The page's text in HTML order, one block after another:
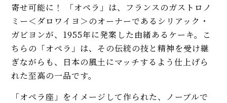
寄せ可能に！ 「オペラ」は、フランスのガストロノ
ミー＜ダロワイヨ＞のオーナーであるシリアック・
ガビヨンが、1955年に発案した由緒あるケーキ。こ
ちらの「オペラ」は、その伝統の技と精神を受け継
ぎながらも、日本の風土にマッチするよう仕上げら
れた至高の一品です。
「オペラ座」をイメージして作られた、ノーブルで